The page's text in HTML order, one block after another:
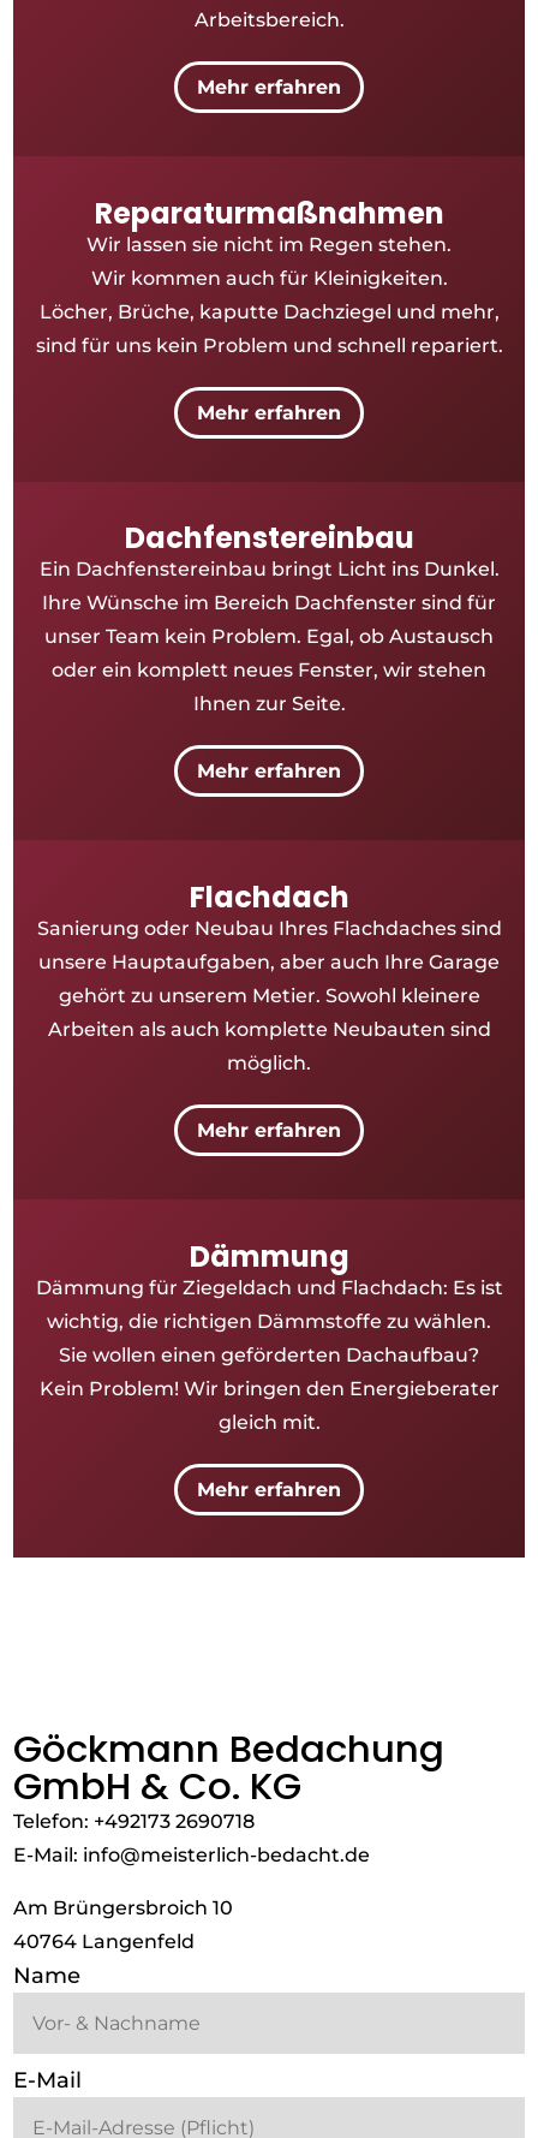
Arbeitsbereich.
Mehr erfahren
Reparaturmaßnahmen
Wir lassen sie nicht im Regen stehen.
Wir kommen auch für Kleinigkeiten.
Löcher, Brüche, kaputte Dachziegel und mehr,
sind für uns kein Problem und schnell repariert.
Mehr erfahren
Dachfenstereinbau
Ein Dachfenstereinbau bringt Licht ins Dunkel.
Ihre Wünsche im Bereich Dachfenster sind für
unser Team kein Problem. Egal, ob Austausch
oder ein komplett neues Fenster, wir stehen
Ihnen zur Seite.
Mehr erfahren
Flachdach
Sanierung oder Neubau Ihres Flachdaches sind
unsere Hauptaufgaben, aber auch Ihre Garage
gehört zu unserem Metier. Sowohl kleinere
Arbeiten als auch komplette Neubauten sind
möglich.
Mehr erfahren
Dämmung
Dämmung für Ziegeldach und Flachdach: Es ist
wichtig, die richtigen Dämmstoffe zu wählen.
Sie wollen einen geförderten Dachaufbau?
Kein Problem! Wir bringen den Energieberater
gleich mit.
Mehr erfahren
Göckmann Bedachung
GmbH & Co. KG
Telefon: +492173 2690718
E-Mail: info@meisterlich-bedacht.de
Am Brüngersbroich 10
40764 Langenfeld
Name
E-Mail